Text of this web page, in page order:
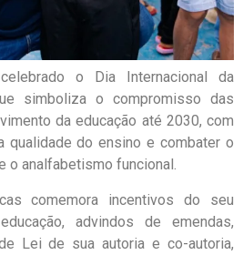
o Dia Internacional da
simboliza o compromisso das
da educação até 2030, com
qualidade do ensino e combater o
o analfabetismo funcional.
comemora incentivos do seu
advindos de emendas,
Lei de sua autoria e co-autoria,